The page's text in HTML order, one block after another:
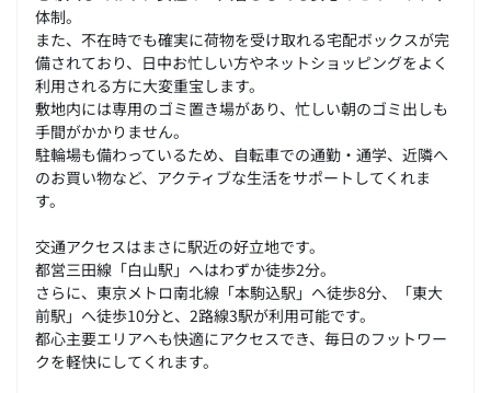
体制。
また、不在時でも確実に荷物を受け取れる宅配ボックスが完
備されており、日中お忙しい方やネットショッピングをよく
利用される方に大変重宝します。
敷地内には専用のゴミ置き場があり、忙しい朝のゴミ出しも
手間がかかりません。
駐輪場も備わっているため、自転車での通勤・通学、近隣へ
のお買い物など、アクティブな生活をサポートしてくれま
す。
交通アクセスはまさに駅近の好立地です。
都営三田線「白山駅」へはわずか徒歩2分。
さらに、東京メトロ南北線「本駒込駅」へ徒歩8分、「東大
前駅」へ徒歩10分と、2路線3駅が利用可能です。
都心主要エリアへも快適にアクセスでき、毎日のフットワー
クを軽快にしてくれます。